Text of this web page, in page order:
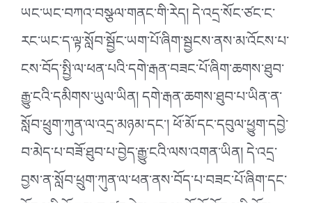
ཡང་ཡང་བཀའ་བསྩལ་གནང་གི་རེད། དེ་འདྲ་སོང་ཙང་ང་
རང་ཡང་ད་ལྟ་སློབ་སྦྱོང་ཡག་པོ་ཞིག་སྦྱངས་ནས་མ་འོངས་པ་
ངས་བོད་སྤྱི་ལ་ཕན་པའི་དགེ་རྒན་བཟང་པོ་ཞིག་ཆགས་ཐུབ་
རྒྱུ་ངའི་དམིགས་ཡུལ་ཡིན། དགེ་རྒན་ཆགས་ཐུབ་པ་ཡིན་ན་
སློབ་ཕྲུག་ཀུན་ལ་འདྲ་མཉམ་དང༌། ཕོ་མོ་དང་དབུལ་ཕྱུག་དབྱེ་
བ་མེད་པ་བཟོ་ཐུབ་པ་བྱེད་རྒྱུ་ངའི་ལས་འགན་ཡིན། དེ་འདྲ་
བྱས་ན་སློབ་ཕྲུག་ཀུན་ལ་ཕན་ནས་བོད་པ་བཟང་པོ་ཞིག་དང་